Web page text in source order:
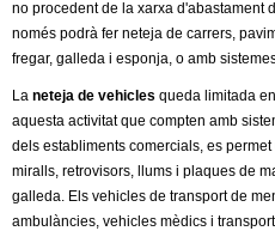
no procedent de la xarxa d'abastament
només podrà fer neteja de carrers,
fregar, galleda i esponja, o amb
La neteja de vehicles queda limitada
aquesta activitat que compten amb
dels establiments comercials, es
miralls, retrovisors, llums i plaques de
galleda. Els vehicles de transport de
ambulàncies, vehicles mèdics i